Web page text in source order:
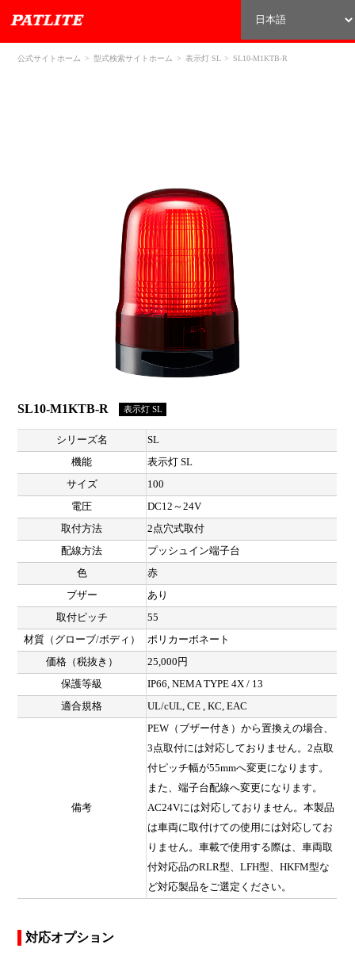
公式サイトホーム 型式検索サイトホーム 表示灯 SL SL10-M1KTB-R
SL10-M1KTB-R 表示灯 SL
シリーズ名
SL
機能
表示灯 SL
サイズ
100
電圧
DC12～24V
取付方法
2点穴式取付
配線方法
プッシュイン端子台
色
赤
ブザー
あり
取付ピッチ
55
材質（グローブ/ボディ）
ポリカーボネート
価格（税抜き）
25,000円
保護等級
IP66, NEMA TYPE 4X / 13
適合規格
UL/cUL, CE , KC, EAC
備考
PEW（ブザー付き）から置換えの場合、
3点取付には対応しておりません。2点取
付ピッチ幅が55mmへ変更になります。
また、端子台配線へ変更になります。
AC24Vには対応しておりません。本製品
は車両に取付けての使用には対応してお
りません。車載で使用する際は、車両取
付対応品のRLR型、LFH型、HKFM型な
ど対応製品をご選定ください。
対応オプション